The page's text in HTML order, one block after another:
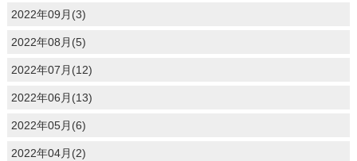
2022年09月(3)
2022年08月(5)
2022年07月(12)
2022年06月(13)
2022年05月(6)
2022年04月(2)